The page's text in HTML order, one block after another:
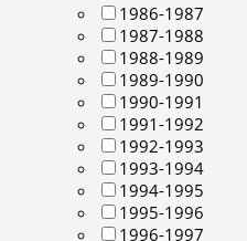
1986-1987
1987-1988
1988-1989
1989-1990
1990-1991
1991-1992
1992-1993
1993-1994
1994-1995
1995-1996
1996-1997